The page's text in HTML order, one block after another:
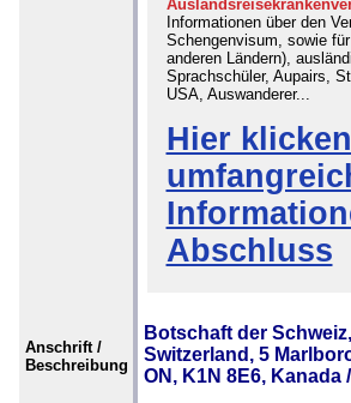
Informationen über den
Schengenvisum, sowie
anderen Ländern),
Sprachschüler, Aupairs,
USA, Auswanderer...
Hier
Abschluss
Anschrift /
Beschreibung
Botschaft der
Switzerland, 5
ON, K1N 8E6, Kanada